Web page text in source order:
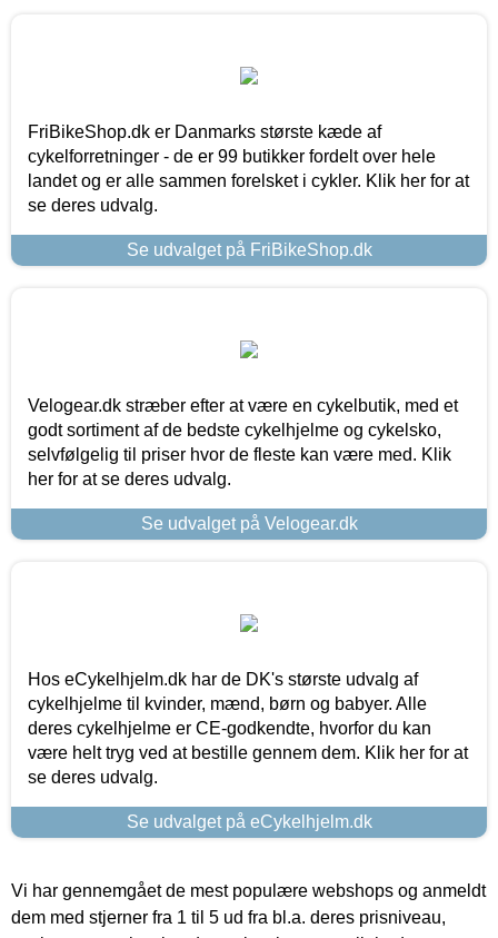
FriBikeShop.dk er Danmarks største kæde af
cykelforretninger - de er 99 butikker fordelt over hele
landet og er alle sammen forelsket i cykler. Klik her for at
se deres udvalg.
Se udvalget på FriBikeShop.dk
Velogear.dk stræber efter at være en cykelbutik, med et
godt sortiment af de bedste cykelhjelme og cykelsko,
selvfølgelig til priser hvor de fleste kan være med. Klik
her for at se deres udvalg.
Se udvalget på Velogear.dk
Hos eCykelhjelm.dk har de DK's største udvalg af
cykelhjelme til kvinder, mænd, børn og babyer. Alle
deres cykelhjelme er CE-godkendte, hvorfor du kan
være helt tryg ved at bestille gennem dem. Klik her for at
se deres udvalg.
Se udvalget på eCykelhjelm.dk
Vi har gennemgået de mest populære webshops og anmeldt
dem med stjerner fra 1 til 5 ud fra bl.a. deres prisniveau,